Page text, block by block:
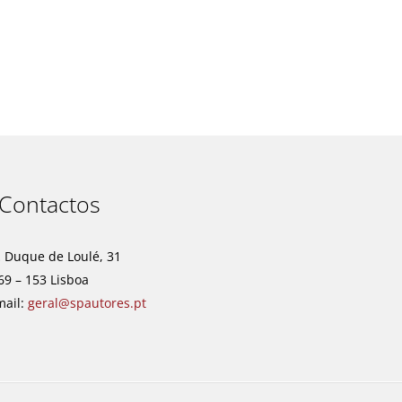
Contactos
Duque de Loulé, 31
– 153 Lisboa
geral@spautores.pt